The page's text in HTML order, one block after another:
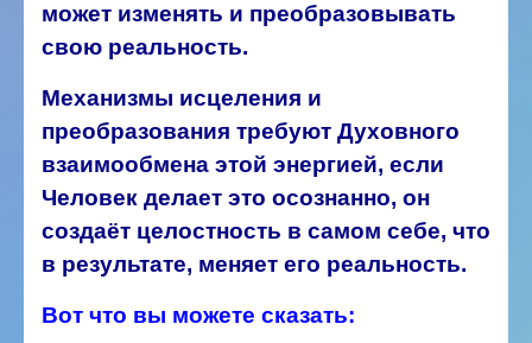
может изменять и преобразовывать
свою реальность.
Механизмы исцеления и
преобразования требуют Духовного
взаимообмена этой энергией, если
Человек делает это осознанно, он
создаёт целостность в самом себе, что
в результате, меняет его реальность.
Вот что вы можете сказать: